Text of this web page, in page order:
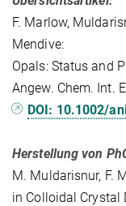
F. Marlow,
Mendive:
Opals: Status and
Angew. Chem. Int.
DOI: 10.1002/
Herstellung von
M. Muldarisnur, F.
in Colloidal Crystal